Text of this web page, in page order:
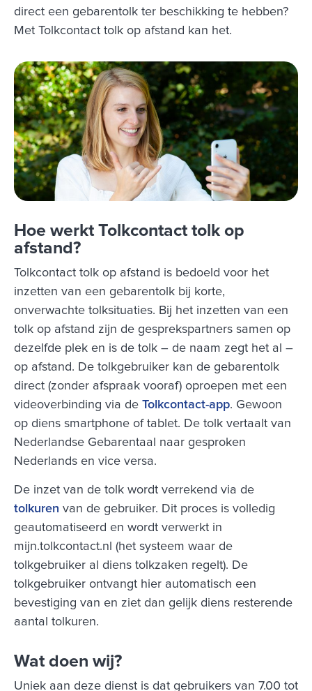
direct een gebarentolk ter beschikking te hebben?
Met Tolkcontact tolk op afstand kan het.
Hoe werkt Tolkcontact tolk op
afstand?
Tolkcontact tolk op afstand is bedoeld voor het
inzetten van een gebarentolk bij korte,
onverwachte tolksituaties. Bij het inzetten van een
tolk op afstand zijn de gesprekspartners samen op
dezelfde plek en is de tolk – de naam zegt het al –
op afstand. De tolkgebruiker kan de gebarentolk
direct (zonder afspraak vooraf) oproepen met een
videoverbinding via de Tolkcontact-app. Gewoon
op diens smartphone of tablet. De tolk vertaalt van
Nederlandse Gebarentaal naar gesproken
Nederlands en vice versa.
De inzet van de tolk wordt verrekend via de
tolkuren van de gebruiker. Dit proces is volledig
geautomatiseerd en wordt verwerkt in
mijn.tolkcontact.nl (het systeem waar de
tolkgebruiker al diens tolkzaken regelt). De
tolkgebruiker ontvangt hier automatisch een
bevestiging van en ziet dan gelijk diens resterende
aantal tolkuren.
Wat doen wij?
Uniek aan deze dienst is dat gebruikers van 7.00 tot